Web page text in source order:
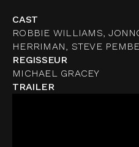
CAST
ROBBIE WILLIAMS,
HERRIMAN, STEVE
REGISSEUR
MICHAEL GRACEY
TRAILER